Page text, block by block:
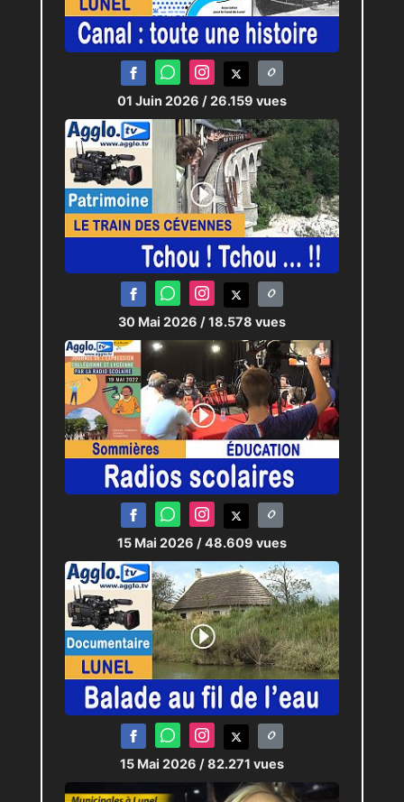
01 Juin 2026 / 26.159 vues
30 Mai 2026 / 18.578 vues
15 Mai 2026 / 48.609 vues
15 Mai 2026 / 82.271 vues